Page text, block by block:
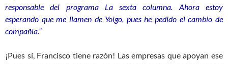
responsable del programa La sexta columna. Ahora estoy
esperando que me llamen de Yoigo, pues he pedido el cambio de
compañía.”
¡Pues sí, Francisco tiene razón! Las empresas que apoyan ese